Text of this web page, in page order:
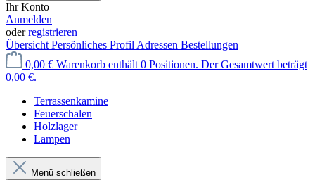
Ihr Konto
Anmelden
oderregistrieren
Übersicht Persönliches Profil Adressen Bestellungen
0,00 € Warenkorb enthält 0 Positionen. Der Gesamtwert beträgt
0,00 €.
Terrassenkamine
Feuerschalen
Holzlager
Lampen
Menü schließen